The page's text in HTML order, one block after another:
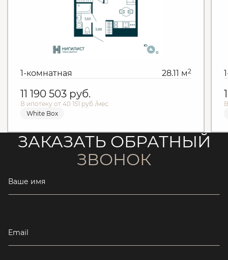
1-комнатная 28.11 м2
11 190 503 руб.
В ипотеку от 40 151 руб./мес.
White Box
ЗАКАЗАТЬ ОБРАТНЫЙ
ЗВОНОК
Ваше имя
Email